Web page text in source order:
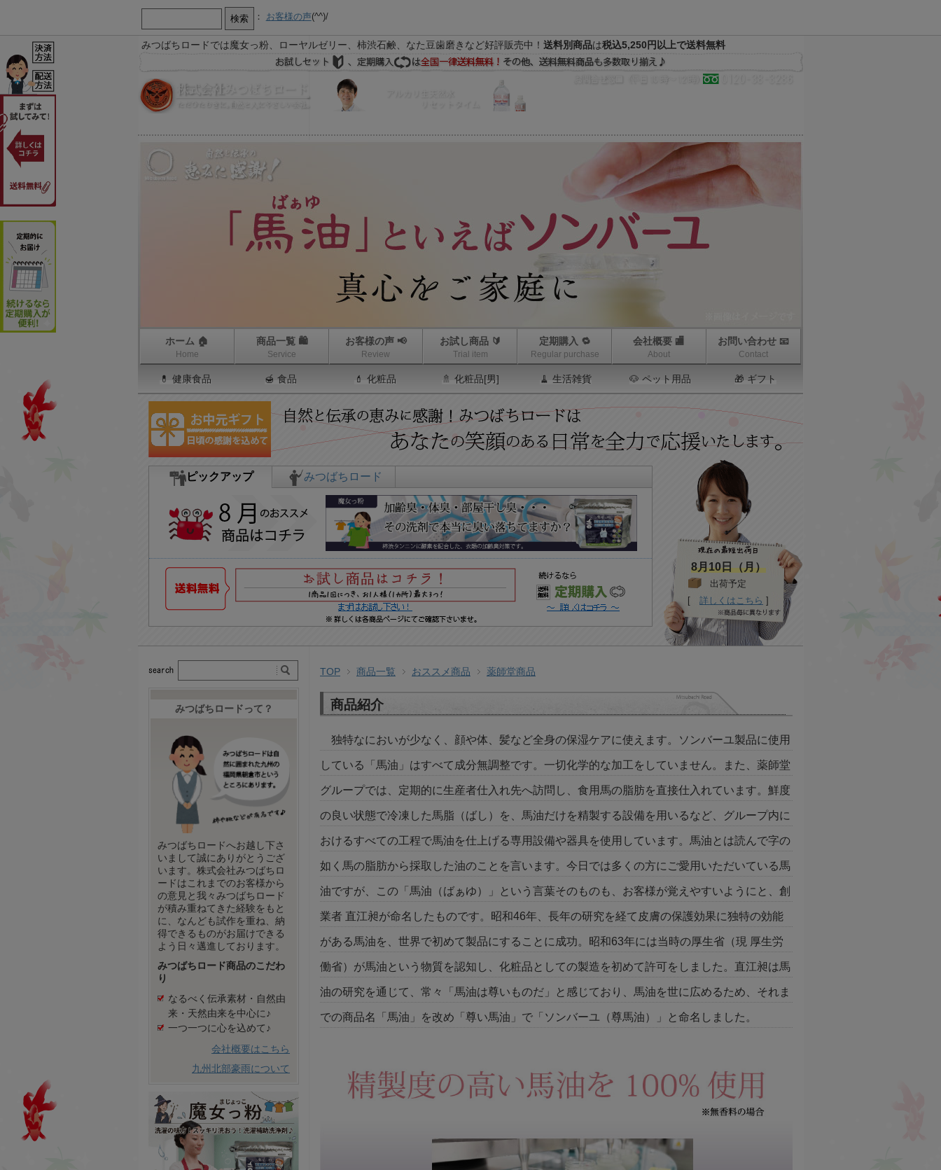
： お客様の声(^^)/
みつばちロードでは魔女っ粉、ローヤルゼリー、柿渋石鹸、なた豆歯磨きなど好評販売中！ 送料別商品は税込5,250円以上で送料無料
ホーム 🏠
Home
商品一覧 🛍
Service
お客様の声 📢
Review
お試し商品 🔰
Trial item
定期購入 🔁
Regular purchase
会社概要 🏬
About
お問い合わせ 📧
Contact
TOP 商品一覧 おススメ商品 薬師堂商品
商品紹介
独特なにおいが少なく、顔や体、髪など全身の保湿ケアに使えます。ソンバーユ製品に使用
している「馬油」はすべて成分無調整です。一切化学的な加工をしていません。また、薬師堂
グループでは、定期的に生産者仕入れ先へ訪問し、食用馬の脂肪を直接仕入れています。鮮度
の良い状態で冷凍した馬脂（ばし）を、馬油だけを精製する設備を用いるなど、グループ内に
おけるすべての工程で馬油を仕上げる専用設備や器具を使用しています。馬油とは読んで字の
如く馬の脂肪から採取した油のことを言います。今日では多くの方にご愛用いただいている馬
油ですが、この「馬油（ばぁゆ）」という言葉そのものも、お客様が覚えやすいようにと、創
業者 直江昶が命名したものです。昭和46年、長年の研究を経て皮膚の保護効果に独特の効能
がある馬油を、世界で初めて製品にすることに成功。昭和63年には当時の厚生省（現 厚生労
働省）が馬油という物質を認知し、化粧品としての製造を初めて許可をしました。直江昶は馬
油の研究を通じて、常々「馬油は尊いものだ」と感じており、馬油を世に広めるため、それま
での商品名「馬油」を改め「尊い馬油」で「ソンバーユ（尊馬油）」と命名しました。
みつばちロードって？
みつばちロードへお越し下さ
いまして誠にありがとうござ
います。株式会社みつばちロ
ードはこれまでのお客様から
の意見と我々みつばちロード
が積み重ねてきた経験をもと
に、なんども試作を重ね、納
得できるものがお届けできる
よう日々邁進しております。
みつばちロード商品のこだわ
り
なるべく伝承素材・自然由
来・天然由来を中心に♪
一つ一つに心を込めて♪
会社概要はこちら
九州北部豪雨について